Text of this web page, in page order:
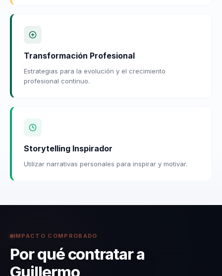
Transformación Profesional
Estrategias para la evolución y el crecimiento
profesional continuo.
Storytelling Inspirador
Utilizar narrativas personales para inspirar y motivar.
IMPACTO COMPROBADO
Por qué contratar a
Guillermo